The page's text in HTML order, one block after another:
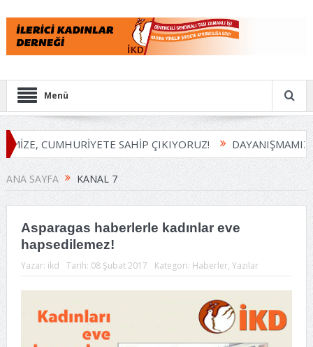
Menü
CUMHURİYETE SAHİP ÇIKIYORUZ! DAYANIŞMAMIZI
ANA SAYFA KANAL 7
Asparagas haberlerle kadınlar eve
hapsedilemez!
Yazar: ikd Tarih: 08 Şubat 2017 Kategori: Haberler, Yazılar